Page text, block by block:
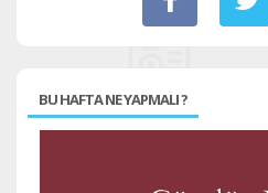
BU HAFTA NE YAPMALI ?